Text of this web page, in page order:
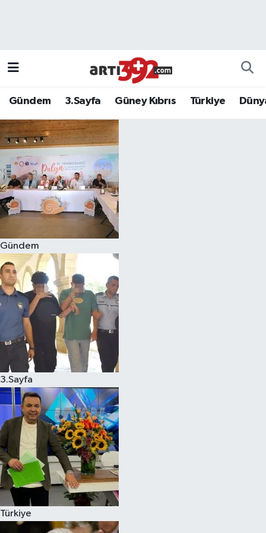
Gündem 3.Sayfa Güney Kıbrıs Türkiye
Gündem
3.Sayfa
Türkiye